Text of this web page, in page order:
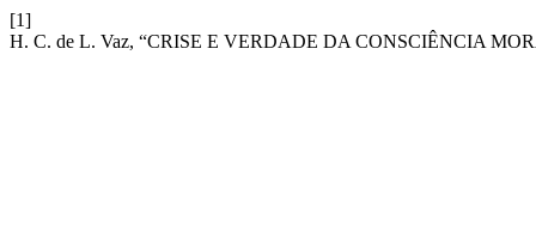
[1]
H. C. de L. Vaz, “CRISE E VERDADE DA CONSCIÊNCIA